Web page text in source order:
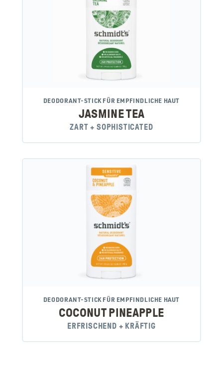
DEODORANT-STICK FÜR EMPFINDLICHE HAUT
JASMINE TEA
ZART + SOPHISTICATED
DEODORANT-STICK FÜR EMPFINDLICHE HAUT
COCONUT PINEAPPLE
ERFRISCHEND + KRÄFTIG